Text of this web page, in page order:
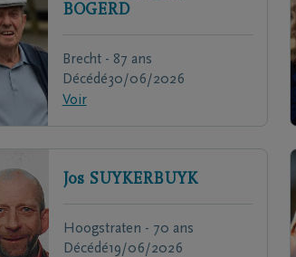
BOGERD
Brecht - 87 ans
Décédé30/06/2026
Voir
Jos SUYKERBUYK
Hoogstraten - 70 ans
Décédé19/06/2026